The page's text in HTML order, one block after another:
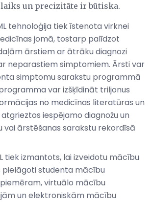
un precizitāte ir būtiska.
tehnoloģija tiek īstenota virknei
jomā, tostarp palīdzot
ārstiem ar ātrāku diagnozi
neparastiem simptomiem. Ārsti var
simptomu sarakstu programmā
var izšķīdināt triljonus
no medicīnas literatūras un
iespējamo diagnožu un
vai ārstēšanas sarakstu rekordīsā
tiek izmantots, lai izveidotu mācību
pielāgoti studenta mācību
virtuālo mācību
un elektroniskām mācību